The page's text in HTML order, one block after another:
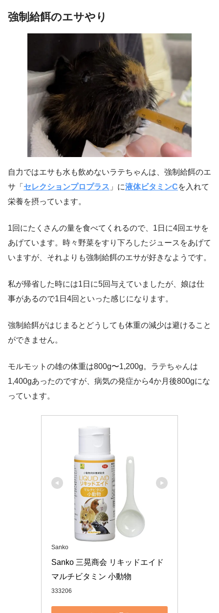
強制給餌のエサやり
自力ではエサも水も飲めないラテちゃんは、強制給餌のエ
サ「 セレクションプロプラス 」に液体ビタミンCを入れて
栄養を摂っています。
1回にたくさんの量を食べてくれるので、1日に4回エサを
あげています。時々野菜をすり下ろしたジュースをあげて
いますが、それよりも強制給餌のエサが好きなようです。
私が帰省した時には1日に5回与えていましたが、娘は仕
事があるので1日4回といった感じになります。
強制給餌がはじまるとどうしても体重の減少は避けること
ができません。
モルモットの雄の体重は800g〜1,200g。ラテちゃんは
1,400gあったのですが、病気の発症から4か月後800gにな
っています。
Sanko
Sanko 三晃商会 リキッドエイド
マルチビタミン 小動物
333206